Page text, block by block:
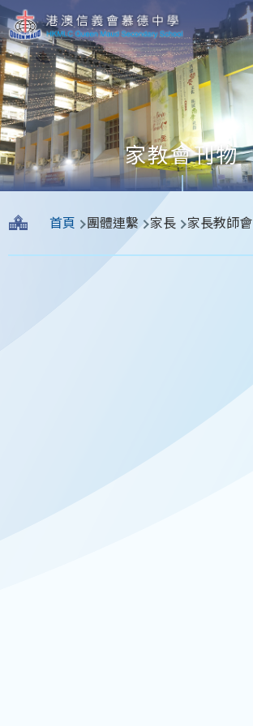
移至主內容
家教會刊物
航
連
首頁 團體連繫 家長 家長教師會